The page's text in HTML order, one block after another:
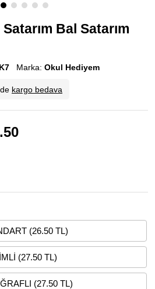
Bal Satarım
Marka: Okul Hediyem
kargo bedava
(26.50 TL)
(27.50 TL)
(27.50 TL)